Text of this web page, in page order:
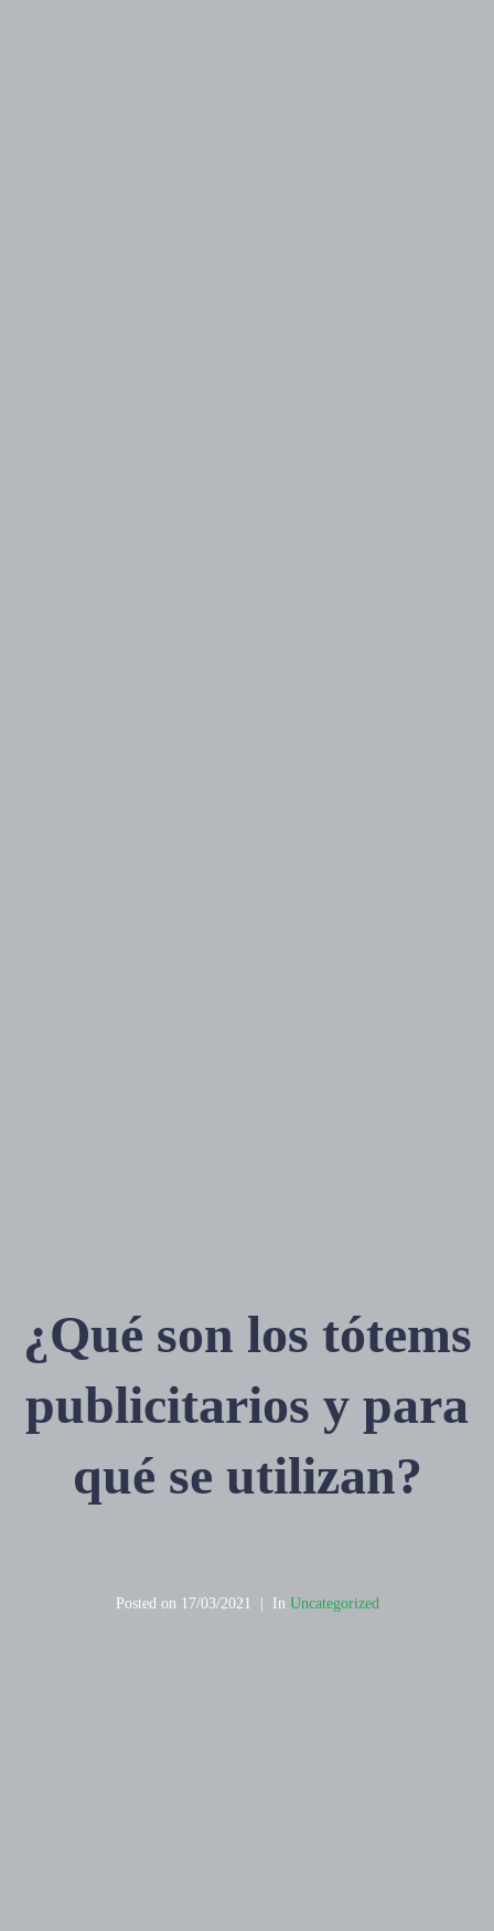
¿Qué son los tótems
publicitarios y para
qué se utilizan?
Posted on 17/03/2021 In Uncategorized